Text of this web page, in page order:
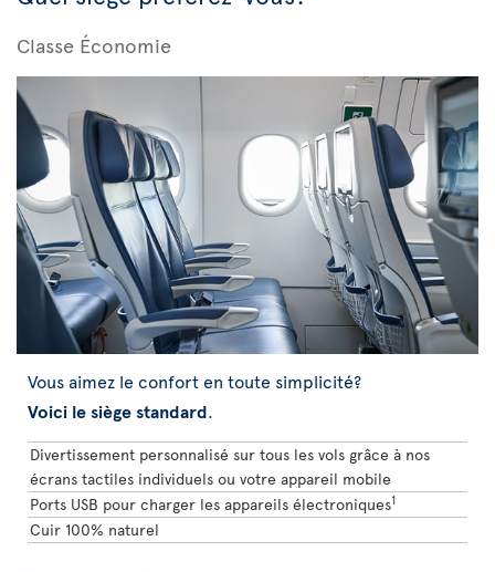
Classe Économie
Vous aimez le confort en toute simplicité?
Voici le siège standard.
Divertissement personnalisé sur tous les vols grâce à nos
écrans tactiles individuels ou votre appareil mobile
Ports USB pour charger les appareils électroniques1
Cuir 100% naturel